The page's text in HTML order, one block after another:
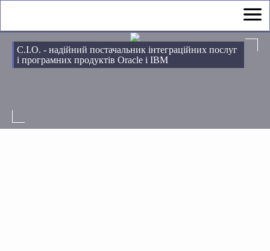
С.І.О. - надійний постачальник інтеграційних послуг
і програмних продуктів Oracle і IBM